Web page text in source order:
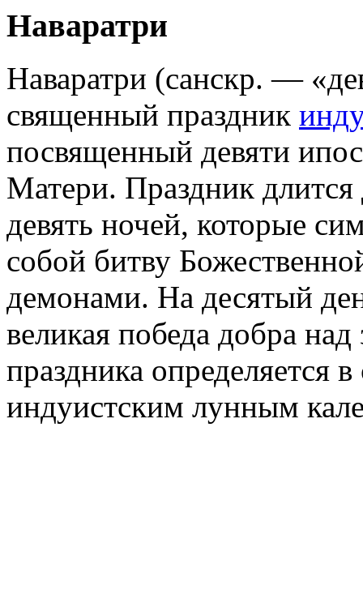
Наваратри
Наваратри (санскр. —
священный праздник
посвященный девяти
Матери. Праздник длится
девять ночей, которые
собой битву
демонами. На десятый
великая победа добра
праздника определяется в
индуистским лунным